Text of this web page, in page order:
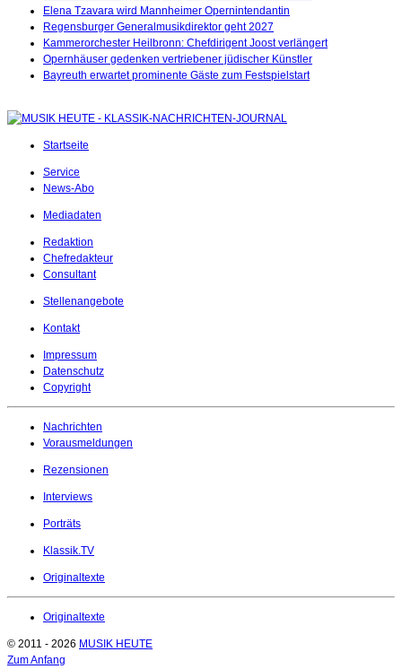
Elena Tzavara wird Mannheimer Opernintendantin
Regensburger Generalmusikdirektor geht 2027
Kammerorchester Heilbronn: Chefdirigent Joost verlängert
Opernhäuser gedenken vertriebener jüdischer Künstler
Bayreuth erwartet prominente Gäste zum Festspielstart
Startseite
Service
News-Abo
Mediadaten
Redaktion
Chefredakteur
Consultant
Stellenangebote
Kontakt
Impressum
Datenschutz
Copyright
Nachrichten
Vorausmeldungen
Rezensionen
Interviews
Porträts
Klassik.TV
Originaltexte
Originaltexte
© 2011 - 2026 MUSIK HEUTE
Zum Anfang